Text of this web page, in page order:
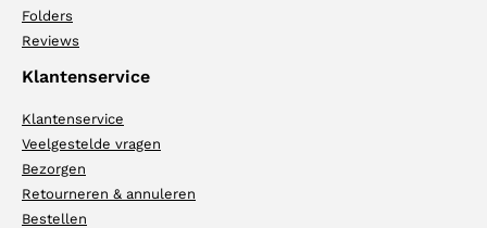
Folders
Reviews
Klantenservice
Klantenservice
Veelgestelde vragen
Bezorgen
Retourneren & annuleren
Bestellen